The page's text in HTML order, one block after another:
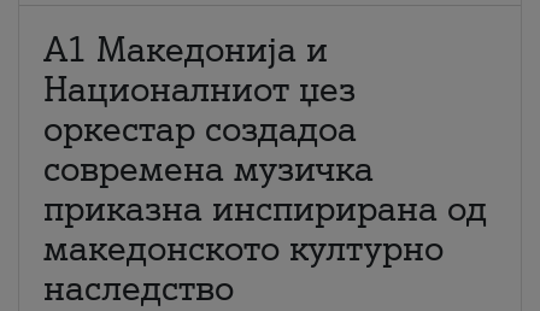
А1 Македонија и
Националниот џез
оркестар создадоа
современа музичка
приказна инспирирана од
македонското културно
наследство